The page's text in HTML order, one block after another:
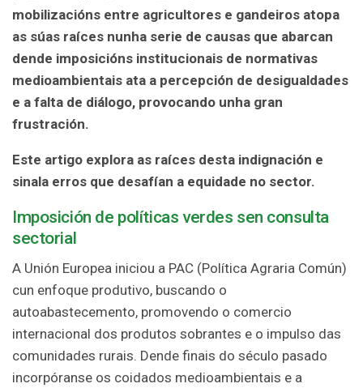
mobilizacións entre agricultores e gandeiros atopa
as súas raíces nunha serie de causas que abarcan
dende imposicións institucionais de normativas
medioambientais ata a percepción de desigualdades
e a falta de diálogo, provocando unha gran
frustración.
Este artigo explora as raíces desta indignación e
sinala erros que desafían a equidade no sector.
Imposición de políticas verdes sen consulta
sectorial
A Unión Europea iniciou a PAC (Política Agraria Común)
cun enfoque produtivo, buscando o
autoabastecemento, promovendo o comercio
internacional dos produtos sobrantes e o impulso das
comunidades rurais. Dende finais do século pasado
incorpóranse os coidados medioambientais e a